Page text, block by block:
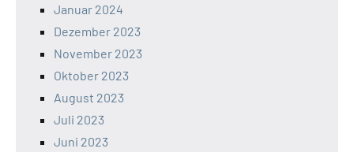
Januar 2024
Dezember 2023
November 2023
Oktober 2023
August 2023
Juli 2023
Juni 2023